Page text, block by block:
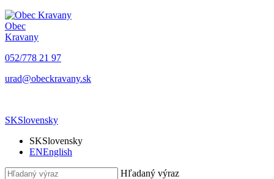
Obec
Kravany
052/778 21 97
urad@obeckravany.sk
SKSlovensky
SKSlovensky
ENEnglish
Hľadaný výraz